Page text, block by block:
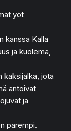
yöt
kanssa Kalla
ja kuolema,
kaksijalka, jota
antoivat
ja
parempi.